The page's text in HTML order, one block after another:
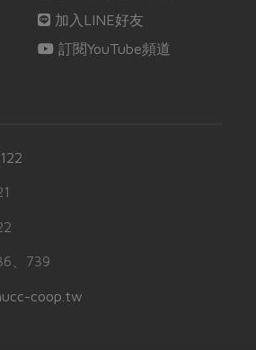
加入LINE好友
訂閱YouTube頻道
、739
coop.tw